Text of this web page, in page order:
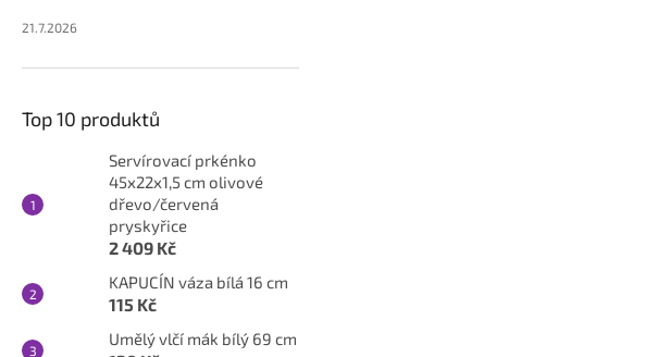
21.7.2026
Top 10 produktů
Servírovací prkénko
45x22x1,5 cm olivové
dřevo/červená
pryskyřice
2 409 Kč
KAPUCÍN váza bílá 16 cm
115 Kč
Umělý vlčí mák bílý 69 cm